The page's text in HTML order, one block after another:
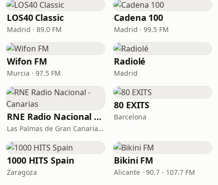
LOS40 Classic
Madrid · 89.0 FM
Cadena 100
Madrid · 99.5 FM
Wifon FM
Murcia · 97.5 FM
Radiolé
Madrid
RNE Radio Nacional - Canarias
Las Palmas de Gran Canaria · 92.8 FM
80 EXITS
Barcelona
1000 HITS Spain
Zaragoza
Bikini FM
Alicante · 90.7 - 107.7 FM